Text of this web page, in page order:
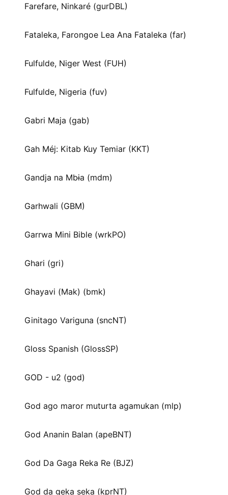
Farefare, Ninkaré (gurDBL)
Fataleka, Farongoe Lea Ana Fataleka (far)
Fulfulde, Niger West (FUH)
Fulfulde, Nigeria (fuv)
Gabri Maja (gab)
Gah Méj: Kitab Kuy Temiar (KKT)
Gandja na Mbɨa (mdm)
Garhwali (GBM)
Garrwa Mini Bible (wrkPO)
Ghari (gri)
Ghayavi (Mak) (bmk)
Ginitago Variguna (sncNT)
Gloss Spanish (GlossSP)
GOD - u2 (god)
God ago maror muturta agamukan (mlp)
God Ananin Balan (apeBNT)
God Da Gaga Reka Re (BJZ)
God da geka seka (kprNT)